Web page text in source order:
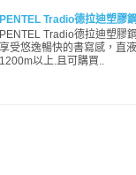
PENTEL Tradio德拉迪塑膠
PENTEL Tradio德拉迪塑膠
享受悠逸暢快的書寫感，直
1200m以上.且可購買..